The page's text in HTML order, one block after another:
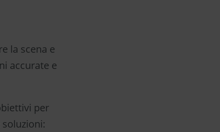
la scena e
accurate e
per